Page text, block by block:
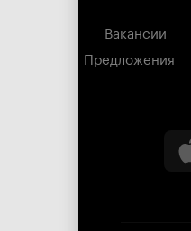
Вакансии
Предложения